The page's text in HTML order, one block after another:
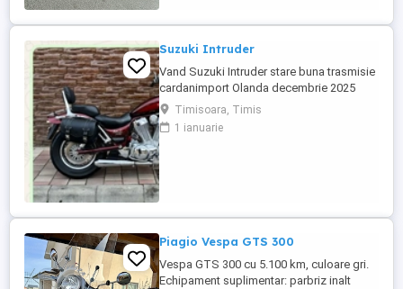
Suzuki Intruder
Vand Suzuki Intruder stare buna trasmisie
cardanimport Olanda decembrie 2025
inmatriculat RO IN FEBRUARIE Nu raspund
la mesaje.Schimb cu ATV plus sau minus
diferenta
Timisoara, Timis
1 ianuarie
Piagio Vespa GTS 300
Vespa GTS 300 cu 5.100 km, culoare gri.
Echipament suplimentar: parbriz inalt